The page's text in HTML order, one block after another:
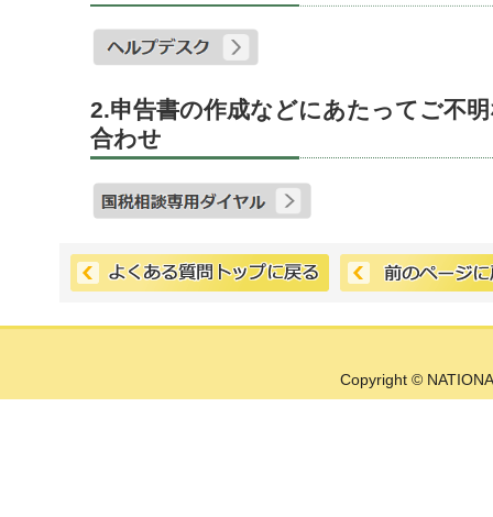
2.申告書の作成などにあたってご不
合わせ
Copyright ©